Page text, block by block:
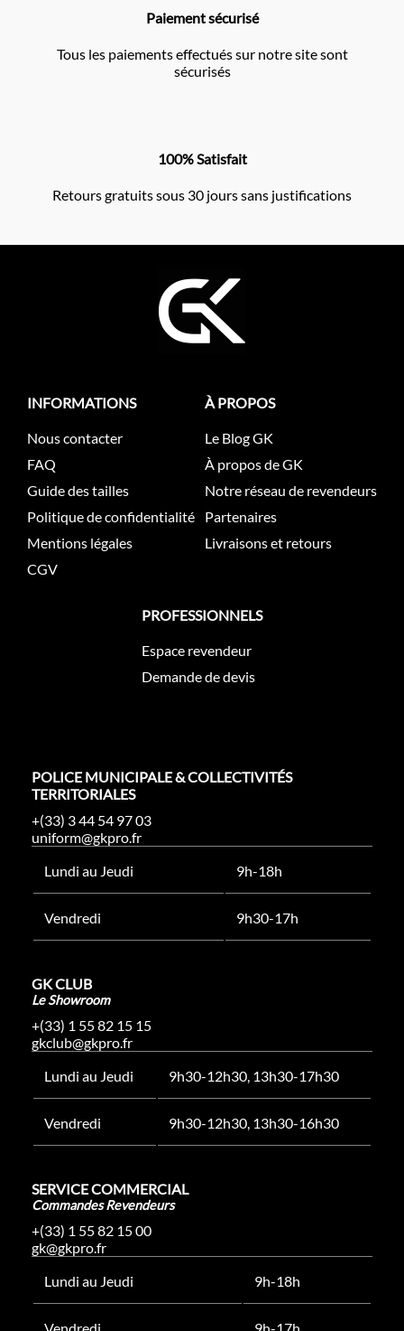
Paiement sécurisé
Tous les paiements effectués sur notre site sont
sécurisés
100% Satisfait
Retours gratuits sous 30 jours sans justifications
INFORMATIONS
Nous contacter
FAQ
Guide des tailles
Politique de confidentialité
Mentions légales
CGV
À PROPOS
Le Blog GK
À propos de GK
Notre réseau de revendeurs
Partenaires
Livraisons et retours
PROFESSIONNELS
Espace revendeur
Demande de devis
POLICE MUNICIPALE & COLLECTIVITÉS
TERRITORIALES
+(33) 3 44 54 97 03
uniform@gkpro.fr
Lundi au Jeudi
9h-18h
Vendredi 9h30-17h
GK CLUB
Le Showroom
+(33) 1 55 82 15 15
gkclub@gkpro.fr
Lundi au Jeudi
9h30-12h30, 13h30-17h30
Vendredi 9h30-12h30, 13h30-16h30
SERVICE COMMERCIAL
Commandes Revendeurs
+(33) 1 55 82 15 00
gk@gkpro.fr
Lundi au Jeudi
9h-18h